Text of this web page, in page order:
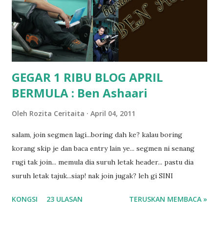
mungkin sebab abg long sendiri jenis budak yang ada
masalah dyslexia.. tapi minor la.. nanti la aku cerita pasal
dyslexia tu.. lepas tu kami buat keputusan pu...
GEGAR 1 RIBU BLOG APRIL
BERMULA : Ben Ashaari
Oleh Rozita Ceritaita April 04, 2011
salam, join segmen lagi...boring dah ke? kalau boring
korang skip je dan baca entry lain ye... segmen ni senang
rugi tak join... memula dia suruh letak header... pastu dia
suruh letak tajuk...siap! nak join jugak? leh gi SINI
KONGSI 23 ULASAN TERUSKAN MEMBACA »